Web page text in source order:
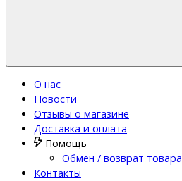
О нас
Новости
Отзывы о магазине
Доставка и оплата
Помощь
Обмен / возврат товара
Контакты